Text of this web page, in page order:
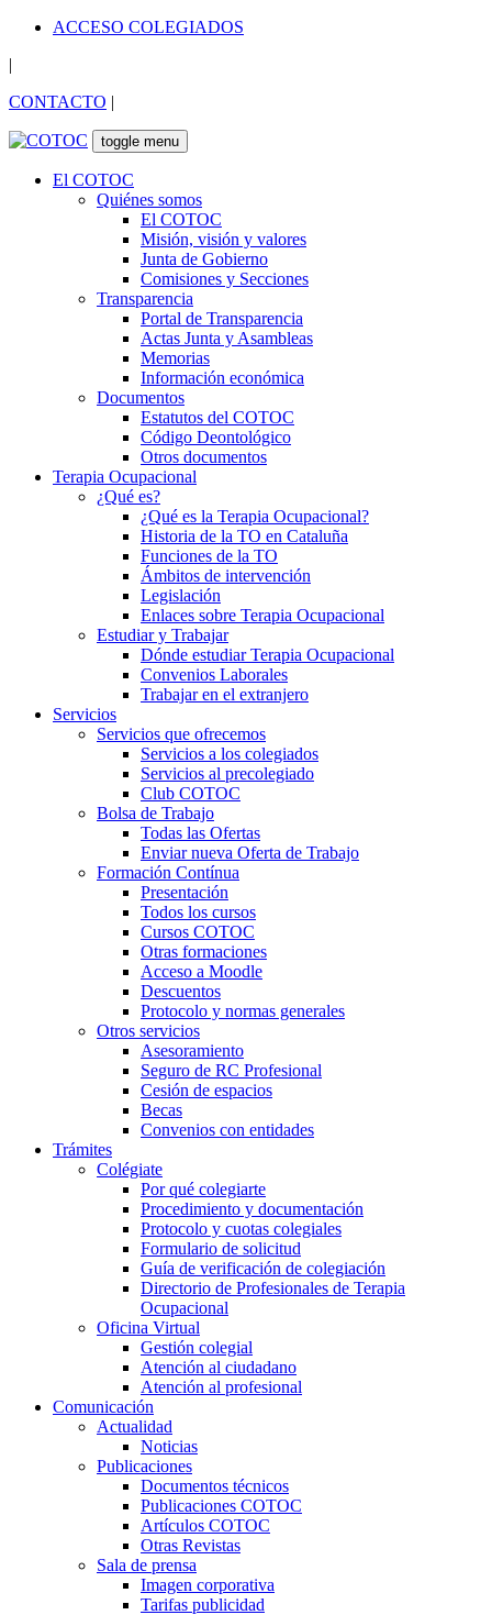
ACCESO COLEGIADOS
|
CONTACTO |
toggle menu
El COTOC
Quiénes somos
El COTOC
Misión, visión y valores
Junta de Gobierno
Comisiones y Secciones
Transparencia
Portal de Transparencia
Actas Junta y Asambleas
Memorias
Información económica
Documentos
Estatutos del COTOC
Código Deontológico
Otros documentos
Terapia Ocupacional
¿Qué es?
¿Qué es la Terapia Ocupacional?
Historia de la TO en Cataluña
Funciones de la TO
Ámbitos de intervención
Legislación
Enlaces sobre Terapia Ocupacional
Estudiar y Trabajar
Dónde estudiar Terapia Ocupacional
Convenios Laborales
Trabajar en el extranjero
Servicios
Servicios que ofrecemos
Servicios a los colegiados
Servicios al precolegiado
Club COTOC
Bolsa de Trabajo
Todas las Ofertas
Enviar nueva Oferta de Trabajo
Formación Contínua
Presentación
Todos los cursos
Cursos COTOC
Otras formaciones
Acceso a Moodle
Descuentos
Protocolo y normas generales
Otros servicios
Asesoramiento
Seguro de RC Profesional
Cesión de espacios
Becas
Convenios con entidades
Trámites
Colégiate
Por qué colegiarte
Procedimiento y documentación
Protocolo y cuotas colegiales
Formulario de solicitud
Guía de verificación de colegiación
Directorio de Profesionales de Terapia
Ocupacional
Oficina Virtual
Gestión colegial
Atención al ciudadano
Atención al profesional
Comunicación
Actualidad
Noticias
Publicaciones
Documentos técnicos
Publicaciones COTOC
Artículos COTOC
Otras Revistas
Sala de prensa
Imagen corporativa
Tarifas publicidad